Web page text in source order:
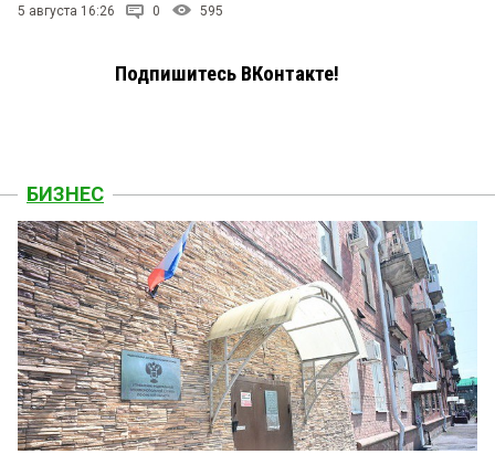
5 августа 16:26 0 595
Подпишитесь ВКонтакте!
БИЗНЕС